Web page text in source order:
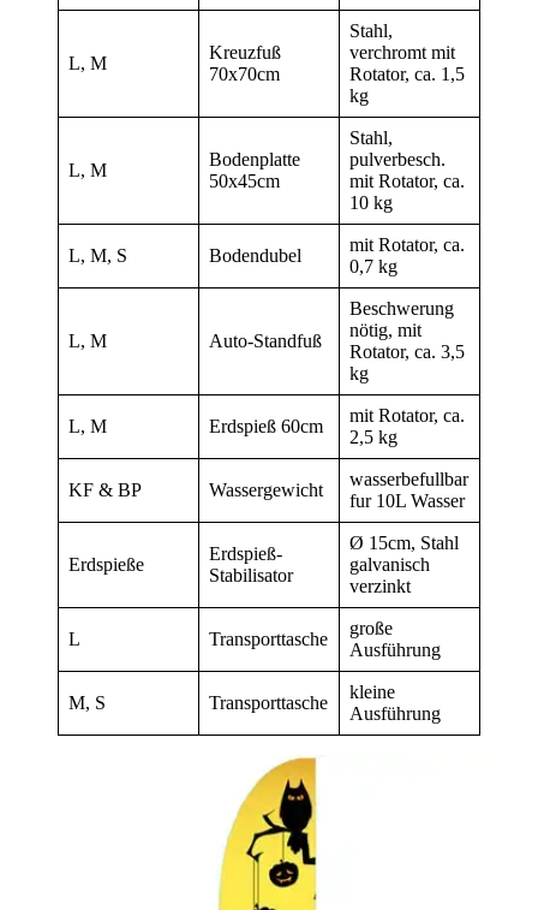
L, M
Kreuzfuß
70x70cm
Stahl,
verchromt mit
Rotator, ca. 1,5
kg
L, M
Bodenplatte
50x45cm
Stahl,
pulverbesch.
mit Rotator, ca.
10 kg
L, M, S Bodendubel
mit Rotator, ca.
0,7 kg
L, M Auto-Standfuß
Beschwerung
nötig, mit
Rotator, ca. 3,5
kg
L, M Erdspieß 60cm
mit Rotator, ca.
2,5 kg
KF & BP Wassergewicht
wasserbefullbar
fur 10L Wasser
Erdspieße
Erdspieß-
Stabilisator
Ø 15cm, Stahl
galvanisch
verzinkt
L Transporttasche
große
Ausführung
M, S Transporttasche
kleine
Ausführung